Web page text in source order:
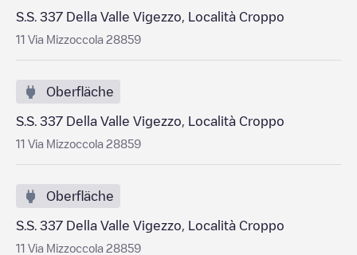
S.S. 337 Della Valle Vigezzo, Località Croppo
11 Via Mizzoccola 28859
Oberfläche
S.S. 337 Della Valle Vigezzo, Località Croppo
11 Via Mizzoccola 28859
Oberfläche
S.S. 337 Della Valle Vigezzo, Località Croppo
11 Via Mizzoccola 28859